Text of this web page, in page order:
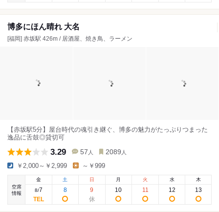
博多にほん晴れ 大名
[福岡] 赤坂駅 426m / 居酒屋、焼き鳥、ラーメン
【赤坂駅5分】屋台時代の魂引き継ぐ、博多の魅力がたっぷりつまった
逸品に舌鼓◎貸切可
3.29 57 人 2089 人
￥2,000～￥2,999 ～￥999
空席
情報
金
8/7
土
8
日
9
月
10
火
11
水
12
木
13